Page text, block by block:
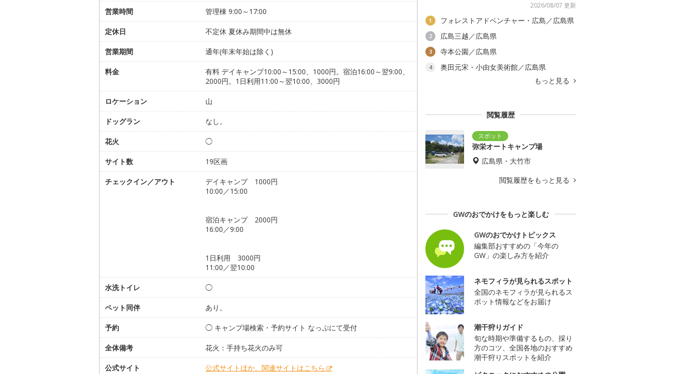
営業時間 管理棟 9:00～17:00
定休日 不定休 夏休み期間中は無休
営業期間 通年(年末年始は除く)
料金
有料 デイキャンプ10:00～15:00、1000円。宿泊16:00～翌9:00、
2000円。1日利用11:00～翌10:00、3000円
ロケーション 山
ドッグラン なし。
花火 ◯
サイト数 19区画
チェックイン／アウト
デイキャンプ 1000円
10:00／15:00
宿泊キャンプ 2000円
16:00／9:00
1日利用 3000円
11:00／翌10:00
水洗トイレ ◯
ペット同伴 あり。
予約 ◯ キャンプ場検索・予約サイト なっぷにて受付
全体備考 花火：手持ち花火のみ可
公式サイト 公式サイトほか、関連サイトはこちら
2026/08/07 更新
1 フォレストアドベンチャー・広島／広島県
2 広島三越／広島県
3 寺本公園／広島県
4
奥田元宋・小由女美術館／広島県
もっと見る
閲覧履歴
弥栄オートキャンプ場
広島県・大竹市
閲覧履歴をもっと見る
GWのおでかけをもっと楽しむ
GWのおでかけトピックス
編集部おすすめの「今年の
GW」の楽しみ方を紹介
ネモフィラが見られるスポット
全国のネモフィラが見られるス
ポット情報などをお届け
潮干狩りガイド
旬な時期や準備するもの、採り
方のコツ、全国各地のおすすめ
潮干狩りスポットを紹介